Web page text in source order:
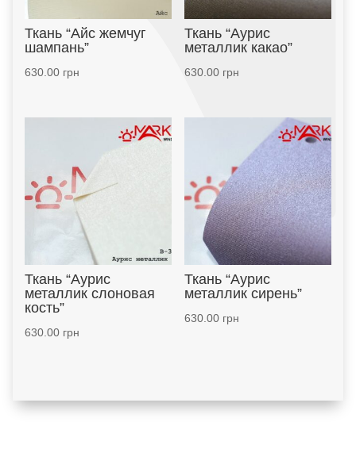
Ткань “Айс жемчуг
шампань”
630.00грн
Ткань “Аурис
металлик какао”
630.00грн
Ткань “Аурис
металлик слоновая
кость”
630.00грн
Ткань “Аурис
металлик сирень”
630.00грн